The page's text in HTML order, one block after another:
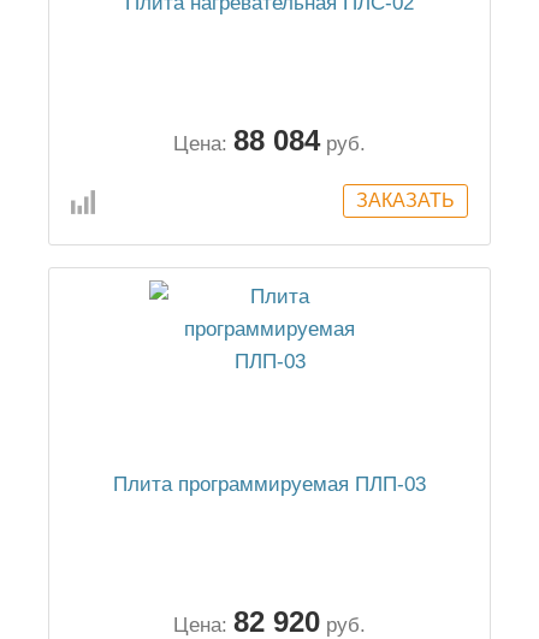
Цена: 88 084 руб.
Плита программируемая ПЛП-03
Цена: 82 920 руб.